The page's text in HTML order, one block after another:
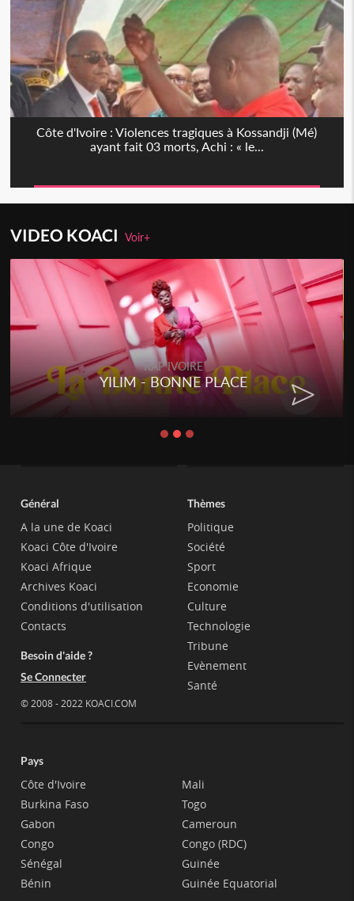
Côte d'Ivoire : Violences tragiques à Kossandji (Mé)
ayant fait 03 morts, Achi : « le...
VIDEO KOACIVoir+
RAP IVOIRE
YILIM - BONNE PLACE
Général
A la une de Koaci
Koaci Côte d'Ivoire
Koaci Afrique
Archives Koaci
Conditions d'utilisation
Contacts
Besoin d'aide ?
Se Connecter
© 2008 - 2022 KOACI.COM
Thèmes
Politique
Société
Sport
Economie
Culture
Technologie
Tribune
Evènement
Santé
Pays
Côte d'Ivoire
Burkina Faso
Gabon
Congo
Sénégal
Bénin
Mali
Togo
Cameroun
Congo (RDC)
Guinée
Guinée Equatorial